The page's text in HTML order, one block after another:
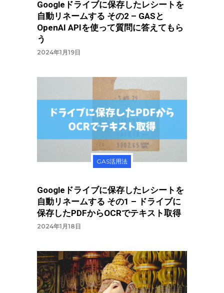
Googleドライブに保存したレシートを
自動リネームする その2 – GASと
OpenAI APIを使って質問に答えてもら
う
2024年1月19日
GAS活用法
Googleドライブに保存したレシートを
自動リネームする その1 – ドライブに
保存したPDFからOCRでテキスト取得
2024年1月18日